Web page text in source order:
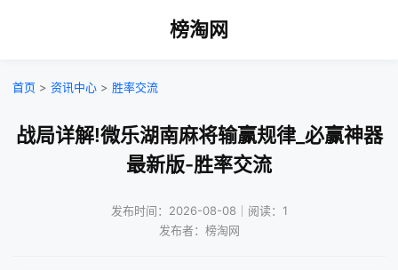
榜淘网
首页 > 资讯中心 > 胜率交流
战局详解!微乐湖南麻将输赢规律_必赢神器
最新版-胜率交流
发布时间：2026-08-08｜阅读：1
发布者：榜淘网